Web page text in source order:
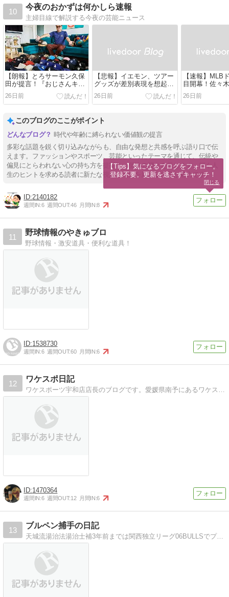
10
今夜のおかずは何かしら速報
主婦目線で解説する今夜の芸能ニュース
【朗報】とろサーモン久保
田が提言！『おじさんキャ
ップ』はアリだ！ファッシ
ョンはもっと自由でいい！
26日前
【悲報】イエモン、ツアー
グッズが差別表現を想起と
指摘されロンT販売中止に
26日前
【速報】MLB
目開幕！佐々
川ケニー、史
MLBドラフト
か？注目集ま
26日前
このブログのここがポイント
時代や年齢に縛られない価値観の提言
多彩な話題を鋭く切り込みながらも、自由な発想と共感を呼ぶ語り口で伝
えます。ファッションやスポーツ、芸能といったテーマを通じて、伝統や
偏見にとらわれない心の持ち方を提案し、個性の輝きを促します。輝く人
生のヒントを求める読者に新たな視点と元気を届ける内容が魅力です。
2140182
週間IN:6 週間OUT:46 月間IN:8
11
野球情報のやきゅブロ
野球情報・激安道具・便利な道具！
1538730
週間IN:6 週間OUT:60 月間IN:6
12
ワケスポ日記
1470364
週間IN:6 週間OUT:12 月間IN:6
13
ブルペン捕手の日記
天城流湯治法湯治士補3年前までは関西独立リーグ06BULLSでプレーしていました。今年は米独立リーグのランカスター・バーンストマーズでブルペン捕手をします。野…
【Tips】気になるブログをフォロー。
登録不要。更新を逃さずキャッチ！
閉じる